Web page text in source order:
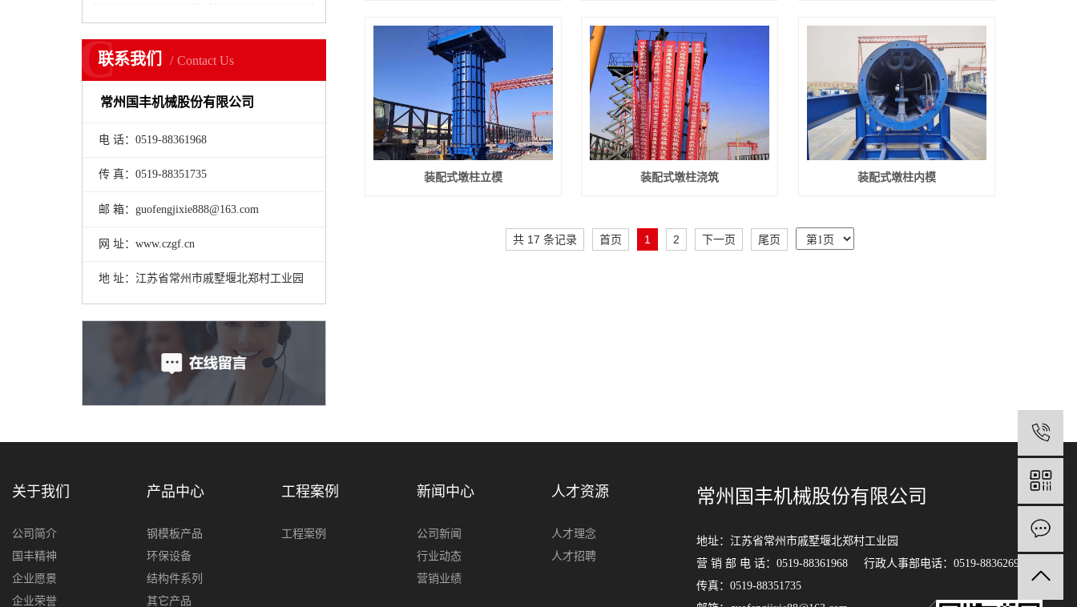
联系我们 Contact Us
C
常州国丰机械股份有限公司
电 话：0519-88361968
传 真：0519-88351735
邮 箱：guofengjixie888@163.com
网 址：www.czgf.cn
地 址：江苏省常州市戚墅堰北郑村工业园
装配式墩柱立模 装配式墩柱浇筑 装配式墩柱内模
共 17 条记录 首页 1 2 下一页 尾页
关于我们
公司简介
国丰精神
企业愿景
企业荣誉
产品中心
钢模板产品
环保设备
结构件系列
其它产品
工程案例
工程案例
新闻中心
公司新闻
行业动态
营销业绩
人才资源
人才理念
人才招聘
常州国丰机械股份有限公司
地址：江苏省常州市戚墅堰北郑村工业园
营 销 部 电 话：0519-88361968 行政人事部电话：0519-88362692
传真：0519-88351735